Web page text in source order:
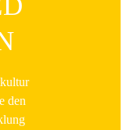
den